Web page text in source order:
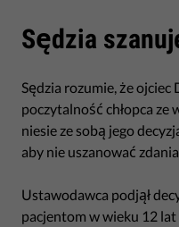
Sędzia
Sędzia rozumie, że
poczytalność chłopca ze
niesie ze sobą jego
aby nie uszanować
Ustawodawca podjął
pacjentom w wieku 12